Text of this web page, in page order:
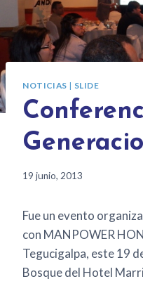
NOTICIAS | SLIDE
19 junio, 2013
Fue un evento
con MANPOWER
Tegucigalpa, este 19
Bosque del Hotel